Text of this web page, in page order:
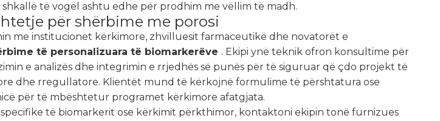
të vogël ashtu edhe për prodhim me vëllim të madh.
për shërbime me porosi
me institucionet kërkimore, zhvilluesit farmaceutikë dhe novatorët e
të personalizuara të biomarkerëve . Ekipi ynë teknik ofron konsultime për
e analizës dhe integrimin e rrjedhës së punës për të siguruar që çdo projekt të
dhe rregullatore. Klientët mund të kërkojnë formulime të përshtatura ose
për të mbështetur programet kërkimore afatgjata.
të biomarkerit ose kërkimit përkthimor, kontaktoni ekipin tonë furnizues